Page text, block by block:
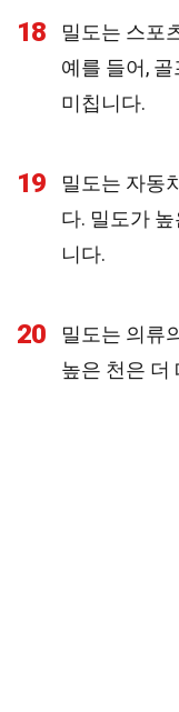
18
밀도는 스포
예를 들어,
미칩니다.
19
밀도는 자동
다. 밀도가
니다.
20
밀도는 의류
높은 천은 더